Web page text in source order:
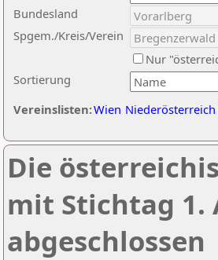
Sortierung
Bundesland
Spgem./Kreis/Verein
Nur
Vereinslisten:Wien Niederösterreich
Die
mit Stichtag 1.
abgeschlossen